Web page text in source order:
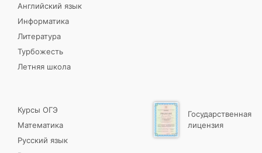
Английский язык
Информатика
Литература
Турбожесть
Летняя школа
Курсы ОГЭ
Математика
Русский язык
Государственная
лицензия